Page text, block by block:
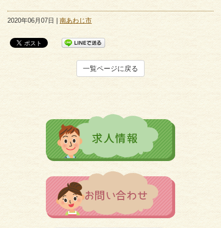
2020年06月07日 | 南あわじ市
一覧ページに戻る